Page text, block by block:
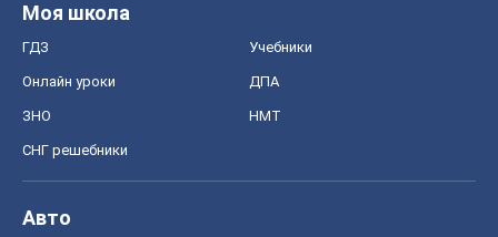
Моя школа
ГДЗ Учебники
Онлайн уроки ДПА
ЗНО НМТ
СНГ решебники
Авто